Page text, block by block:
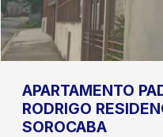
APARTAMENTO
RODRIGO
SOROCABA